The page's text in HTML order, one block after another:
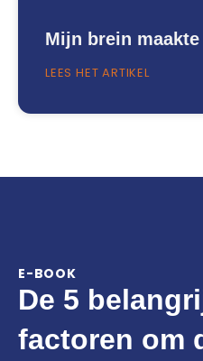
Mijn brein
LEES HET ARTIKEL
E-BOOK
De 5
factoren om